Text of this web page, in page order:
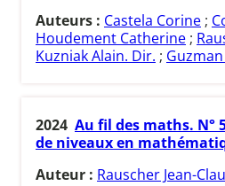
Auteurs : Castela Corine;
Houdement Catherine;
Kuzniak Alain. Dir. ;
2024 Au fil des maths. N°
de niveaux en
Auteur : Rauscher Jean-